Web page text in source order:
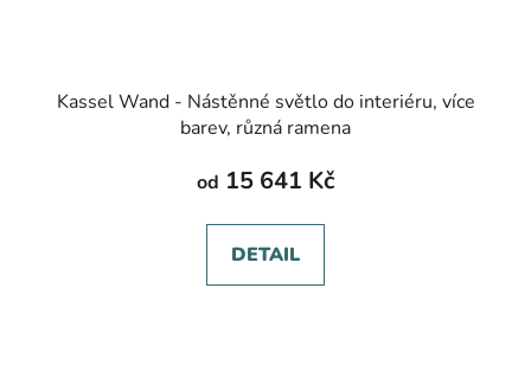
Kassel Wand - Nástěnné světlo do interiéru, více
barev, různá ramena
od 15 641 Kč
DETAIL